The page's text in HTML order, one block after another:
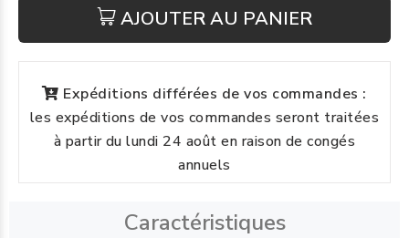
AJOUTER AU PANIER
Expéditions différées de vos commandes :
les expéditions de vos commandes seront traitées
à partir du lundi 24 août en raison de congés
annuels
Caractéristiques